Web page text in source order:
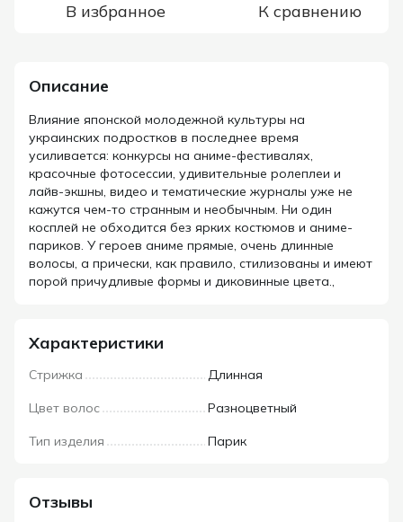
В избранное К сравнению
Описание
Влияние японской молодежной культуры на
украинских подростков в последнее время
усиливается: конкурсы на аниме-фестивалях,
красочные фотосессии, удивительные ролеплеи и
лайв-экшны, видео и тематические журналы уже не
кажутся чем-то странным и необычным. Ни один
косплей не обходится без ярких костюмов и аниме-
париков. У героев аниме прямые, очень длинные
волосы, а прически, как правило, стилизованы и имеют
порой причудливые формы и диковинные цвета.,
Характеристики
Стрижка Длинная
Цвет волос Разноцветный
Тип изделия Парик
Отзывы